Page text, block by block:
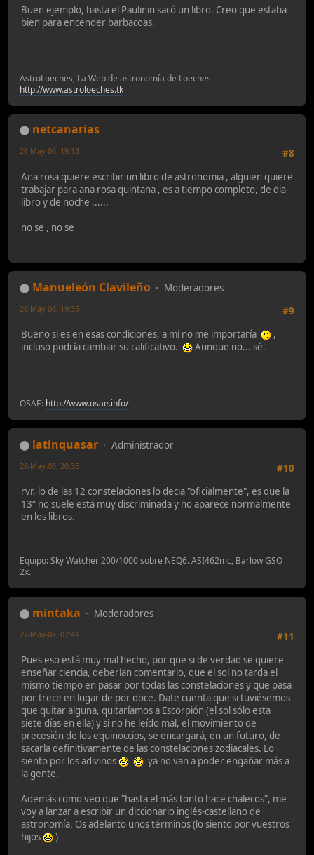
Buen ejemplo, hasta el Paulinin sacó un libro. Creo que estaba
bien para encender barbacoas.
AstroLoeches, La Web de astronomía de Loeches
http://www.astroloeches.tk
netcanarias
#8
26-May-06, 19:13
Ana rosa quiere escribir un libro de astronomia , alguien quiere
trabajar para ana rosa quintana , es a tiempo completo, de dia
libro y de noche ......
no se , no se
Manueleón Clavileño
Moderadores
#9
26-May-06, 19:35
Bueno si es en esas condiciones, a mi no me importaría
,
incluso podría cambiar su calificativo.
Aunque no... sé.
OSAE: http://www.osae.info/
latinquasar
Administrador
#10
26-May-06, 20:35
rvr, lo de las 12 constelaciones lo decia "oficialmente", es que la
13ª no suele está muy discriminada y no aparece normalmente
en los libros.
Equipo: Sky Watcher 200/1000 sobre NEQ6. ASI462mc, Barlow GSO
2x.
mintaka
Moderadores
#11
27-May-06, 07:41
Pues eso está muy mal hecho, por que si de verdad se quiere
enseñar ciencia, deberían comentarlo, que el sol no tarda el
mismo tiempo en pasar por todas las constelaciones y que pasa
por trece en lugar de por doce. Date cuenta que si tuviésemos
que quitar alguna, quitaríamos a Escorpión (el sol sólo esta
siete días en ella) y si no he leído mal, el movimiento de
precesión de los equinoccios, se encargará, en un futuro, de
sacarla definitivamente de las constelaciones zodiacales. Lo
siento por los adivinos
ya no van a poder engañar más a
la gente.
Además como veo que "hasta el más tonto hace chalecos", me
voy a lanzar a escribir un diccionario inglés-castellano de
astronomía. Os adelanto unos términos (lo siento por vuestros
hijos
)